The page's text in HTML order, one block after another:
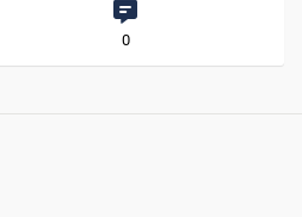
0